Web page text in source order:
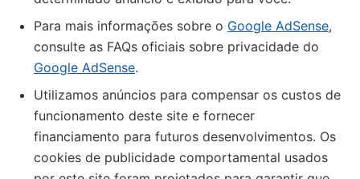
Para mais informações sobre o Google AdSense,
consulte as FAQs oficiais sobre privacidade do
Google AdSense.
Utilizamos anúncios para compensar os custos de
funcionamento deste site e fornecer
financiamento para futuros desenvolvimentos. Os
cookies de publicidade comportamental usados ​​